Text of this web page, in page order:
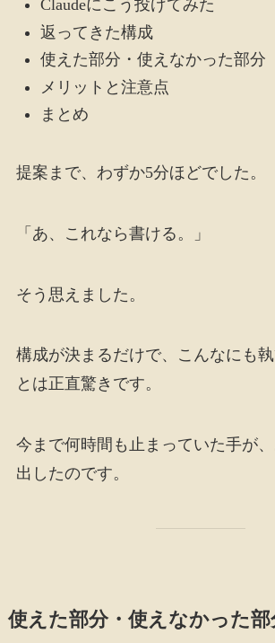
Claudeにこう投げてみた
返ってきた構成
使えた部分・使えなかった部分
メリットと注意点
まとめ
提案まで、わずか5分ほどでした。
「あ、これなら書ける。」
そう思えました。
構成が決まるだけで、こんなにも
とは正直驚きです。
今まで何時間も止まっていた手が
出したのです。
使えた部分・使えなかった部